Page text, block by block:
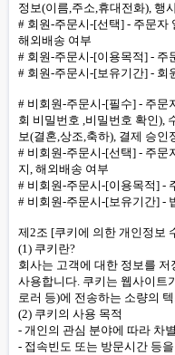
정보(이름,주소,휴대전화), 행
# 회원-주문시-[선택] - 주문자
해외배송 여부
# 회원-주문시-[이용목적] - 주
# 회원-주문시-[보유기간] - 회
# 비회원-주문시-[필수] - 주문
회 비밀번호 ,비밀번호 확인),
보(결혼,상조,축하), 결제 승인
# 비회원-주문시-[선택] - 주문
지, 해외배송 여부
# 비회원-주문시-[이용목적] -
# 비회원-주문시-[보유기간] -
제2조 [쿠키에 의한 개인정보
(1) 쿠키란?
회사는 고객에 대한 정보를 저
사용합니다. 쿠키는 웹사이트
로러 등)에 전송하는 소량의
(2) 쿠키의 사용 목적
- 개인의 관심 분야에 따라 차
- 접속빈도 또는 방문시간 등